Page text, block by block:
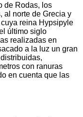
de Rodas, los
al norte de Grecia y
reina Hypsipyle
último siglo
realizadas en
a la luz un gran
con ranuras
en cuenta que las